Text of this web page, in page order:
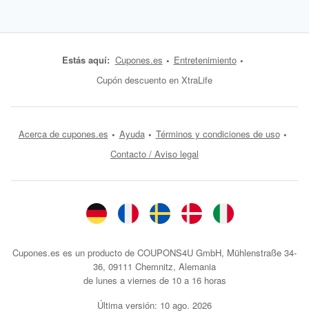
Estás aquí: Cupones.es
Entretenimiento
Cupón descuento en XtraLife
Acerca de cupones.es Ayuda
Términos y condiciones de uso
Contacto / Aviso legal
Cupones.es es un producto de COUPONS4U GmbH, Mühlenstraße 34-
36, 09111 Chemnitz, Alemania
de lunes a viernes de 10 a 16 horas
Última versión: 10 ago. 2026